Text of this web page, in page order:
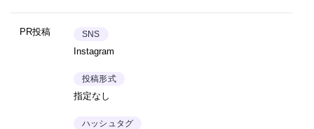
PR投稿 SNS
Instagram
投稿形式
指定なし
ハッシュタグ